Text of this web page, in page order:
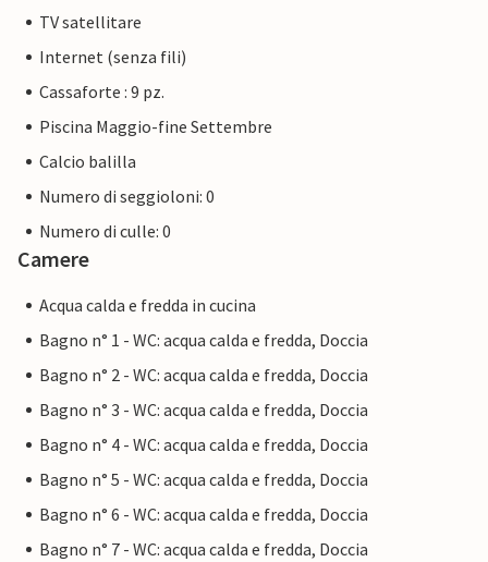
TV satellitare
Internet (senza fili)
Cassaforte : 9 pz.
Piscina Maggio-fine Settembre
Calcio balilla
Numero di seggioloni: 0
Numero di culle: 0
Camere
Acqua calda e fredda in cucina
Bagno n° 1 - WC: acqua calda e fredda, Doccia
Bagno n° 2 - WC: acqua calda e fredda, Doccia
Bagno n° 3 - WC: acqua calda e fredda, Doccia
Bagno n° 4 - WC: acqua calda e fredda, Doccia
Bagno n° 5 - WC: acqua calda e fredda, Doccia
Bagno n° 6 - WC: acqua calda e fredda, Doccia
Bagno n° 7 - WC: acqua calda e fredda, Doccia